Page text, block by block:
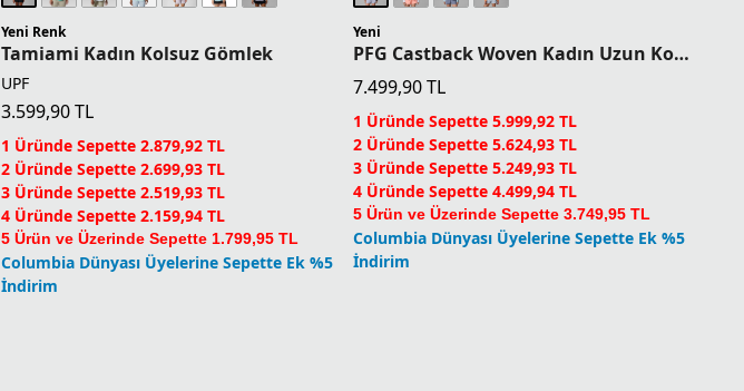
3.599,90
1 Üründe Sepette 2.879,92 TL
2 Üründe Sepette 2.699,93 TL
3 Üründe Sepette 2.519,93 TL
4 Üründe Sepette 2.159,94 TL
5 Ürün ve Üzerinde Sepette 1.799,95 TL
Columbia Dünyası Üyelerine Sepette Ek %5
İndirim
1 Üründe Sepette 5.999,92 TL
2 Üründe Sepette 5.624,93 TL
3 Üründe Sepette 5.249,93 TL
4 Üründe Sepette 4.499,94 TL
5 Ürün ve Üzerinde Sepette 3.749,95 TL
Columbia Dünyası Üyelerine Sepette Ek %5
İndirim